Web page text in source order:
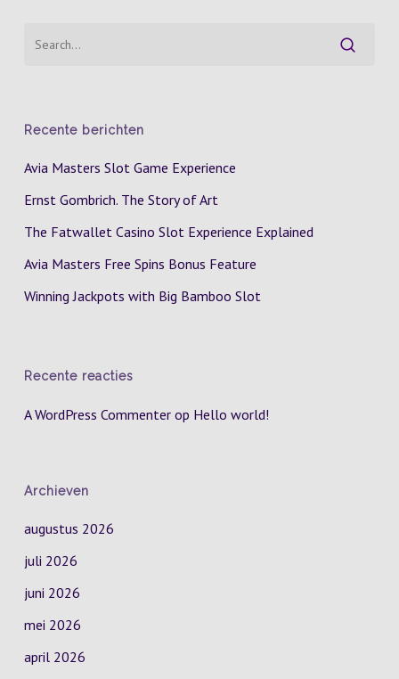
Recente berichten
Avia Masters Slot Game Experience
Ernst Gombrich. The Story of Art
The Fatwallet Casino Slot Experience Explained
Avia Masters Free Spins Bonus Feature
Winning Jackpots with Big Bamboo Slot
Recente reacties
A WordPress Commenterop Hello world!
Archieven
augustus 2026
juli 2026
juni 2026
mei 2026
april 2026